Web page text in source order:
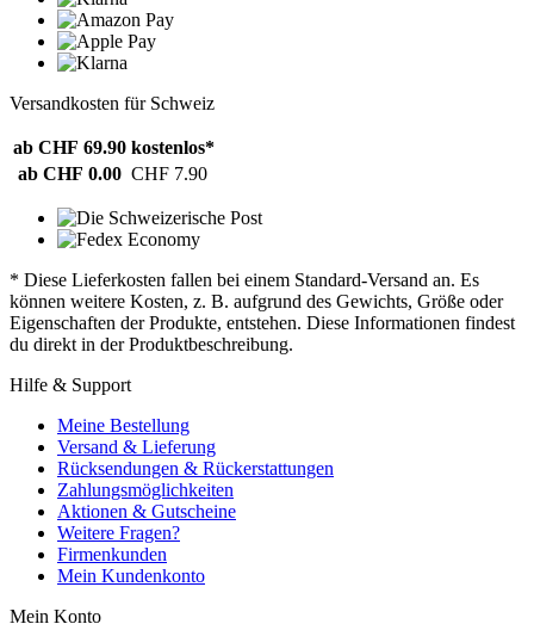
Versandkosten für Schweiz
ab CHF 69.90 kostenlos*
ab CHF 0.00 CHF 7.90
* Diese Lieferkosten fallen bei einem Standard-Versand an. Es
können weitere Kosten, z. B. aufgrund des Gewichts, Größe oder
Eigenschaften der Produkte, entstehen. Diese Informationen findest
du direkt in der Produktbeschreibung.
Hilfe & Support
Meine Bestellung
Versand & Lieferung
Rücksendungen & Rückerstattungen
Zahlungsmöglichkeiten
Aktionen & Gutscheine
Weitere Fragen?
Firmenkunden
Mein Kundenkonto
Mein Konto